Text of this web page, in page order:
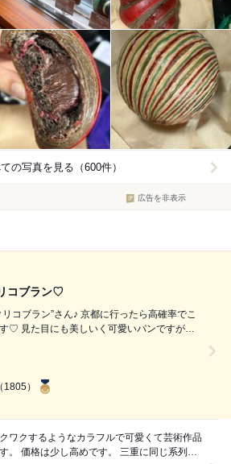
の写真を見る（600件）
広告を非表示
コブラン♡
京都に行ったら高確率でこ
すが、
模様が描かれた球状のデニッシュ風パン。 ...
（1805）
ワクするようなカラフルで可愛くて芸術作品
系列の